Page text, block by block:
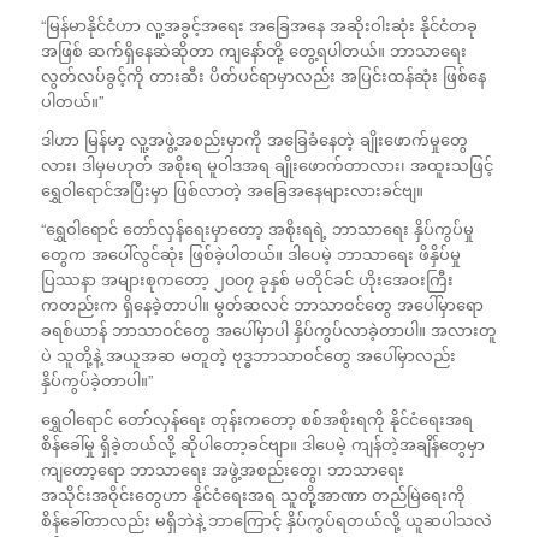
“မြန်မာနိုင်ငံဟာ လူ့အခွင့်အရေး အခြေအနေ အဆိုးဝါးဆုံး နိုင်ငံတခု
အဖြစ် ဆက်ရှိနေဆဲဆိုတာ ကျနော်တို့ တွေ့ရပါတယ်။ ဘာသာရေး
လွတ်လပ်ခွင့်ကို တားဆီး ပိတ်ပင်ရာမှာလည်း အပြင်းထန်ဆုံး ဖြစ်နေ
ပါတယ်။”
ဒါဟာ မြန်မာ့ လူ့အဖွဲ့အစည်းမှာကို အခြေခံနေတဲ့ ချိုးဖောက်မှုတွေ
လား၊ ဒါမှမဟုတ် အစိုးရ မူဝါဒအရ ချိုးဖောက်တာလား၊ အထူးသဖြင့်
ရွှေဝါရောင်အပြီးမှာ ဖြစ်လာတဲ့ အခြေအနေများလားခင်ဗျ။
“ရွှေဝါရောင် တော်လှန်ရေးမှာတော့ အစိုးရရဲ့ ဘာသာရေး နှိပ်ကွပ်မှု
တွေက အပေါ်လွင်ဆုံး ဖြစ်ခဲ့ပါတယ်။ ဒါပေမဲ့ ဘာသာရေး ဖိနှိပ်မှု
ပြဿနာ အများစုကတော့ ၂၀၀၇ ခုနှစ် မတိုင်ခင် ဟိုးအေဝးကြီး
ကတည်းက ရှိနေခဲ့တာပါ။ မွတ်ဆလင် ဘာသာဝင်တွေ အပေါ်မှာရော
ခရစ်ယာန် ဘာသာဝင်တွေ အပေါ်မှာပါ နှိပ်ကွပ်လာခဲ့တာပါ။ အလားတူ
ပဲ သူတို့နဲ့ အယူအဆ မတူတဲ့ ဗုဒ္ဓဘာသာဝင်တွေ အပေါ်မှာလည်း
နှိပ်ကွပ်ခဲ့တာပါ။”
ရွှေဝါရောင် တော်လှန်ရေး တုန်းကတော့ စစ်အစိုးရကို နိုင်ငံရေးအရ
စိန်ခေါ်မှု ရှိခဲ့တယ်လို့ ဆိုပါတော့ခင်ဗျာ။ ဒါပေမဲ့ ကျန်တဲ့အချိန်တွေမှာ
ကျတော့ရော ဘာသာရေး အဖွဲ့အစည်းတွေ၊ ဘာသာရေး
အသိုင်းအဝိုင်းတွေဟာ နိုင်ငံရေးအရ သူတို့အာဏာ တည်မြဲရေးကို
စိန်ခေါ်တာလည်း မရှိဘဲနဲ့ ဘာကြောင့် နှိပ်ကွပ်ရတယ်လို့ ယူဆပါသလဲ